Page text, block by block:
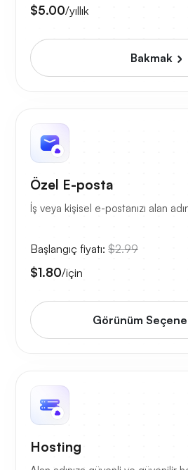
$5.00/yıllık
Bakmak
Özel E-posta
İş veya kişisel e-postanızı alan
Başlangıç fiyatı: $2.99
$1.80/için
Görünüm
Hosting